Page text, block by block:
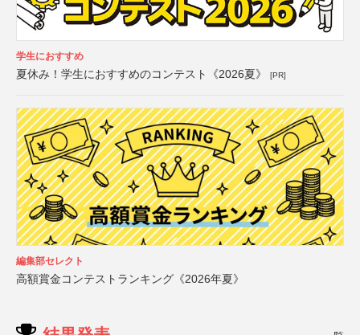
学生におすすめ
夏休み！学生におすすめのコンテスト《2026夏》 [PR]
編集部セレクト
高額賞金コンテストランキング《2026年夏》